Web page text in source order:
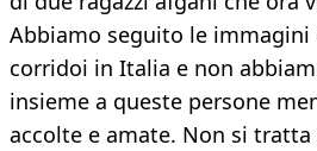
Abbiamo seguito le immagini
corridoi in Italia e non
insieme a queste persone
accolte e amate. Non si